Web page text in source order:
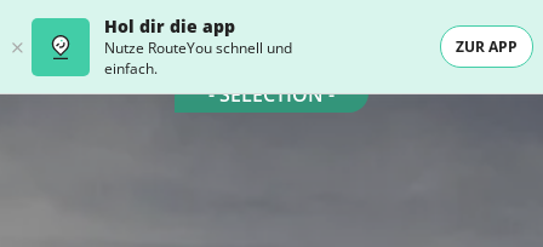
Hol dir die app
Nutze RouteYou schnell und
einfach.
ZUR APP
- SELECTION -